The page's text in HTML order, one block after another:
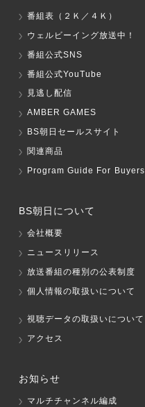
番組表（２Ｋ／４Ｋ）
ウェルビーイング放送中！
番組公式SNS
番組公式YouTube
見逃し配信
AMBER GAMES
BS朝日セールスサイト
関連商品
Program Guide For Buyers
BS朝日について
会社概要
ニュースリリース
放送番組の種別の公表制度
個人情報の取扱いについて
視聴データの取扱いについて
アクセス
お知らせ
マルチチャンネル編成